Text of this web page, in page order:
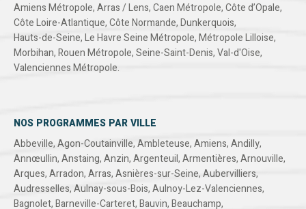
Amiens Métropole,Arras / Lens,Caen Métropole,Côte d’Opale,
Côte Loire-Atlantique,Côte Normande,Dunkerquois,
Hauts-de-Seine,Le Havre Seine Métropole,Métropole Lilloise,
Morbihan,Rouen Métropole,Seine-Saint-Denis,Val-d'Oise,
Valenciennes Métropole.
NOS PROGRAMMES PAR VILLE
Abbeville,Agon-Coutainville,Ambleteuse,Amiens,Andilly,
Annœullin,Anstaing,Anzin,Argenteuil,Armentières,Arnouville,
Arques,Arradon,Arras,Asnières-sur-Seine,Aubervilliers,
Audresselles,Aulnay-sous-Bois,Aulnoy-Lez-Valenciennes,
Bagnolet,Barneville-Carteret,Bauvin,Beauchamp,